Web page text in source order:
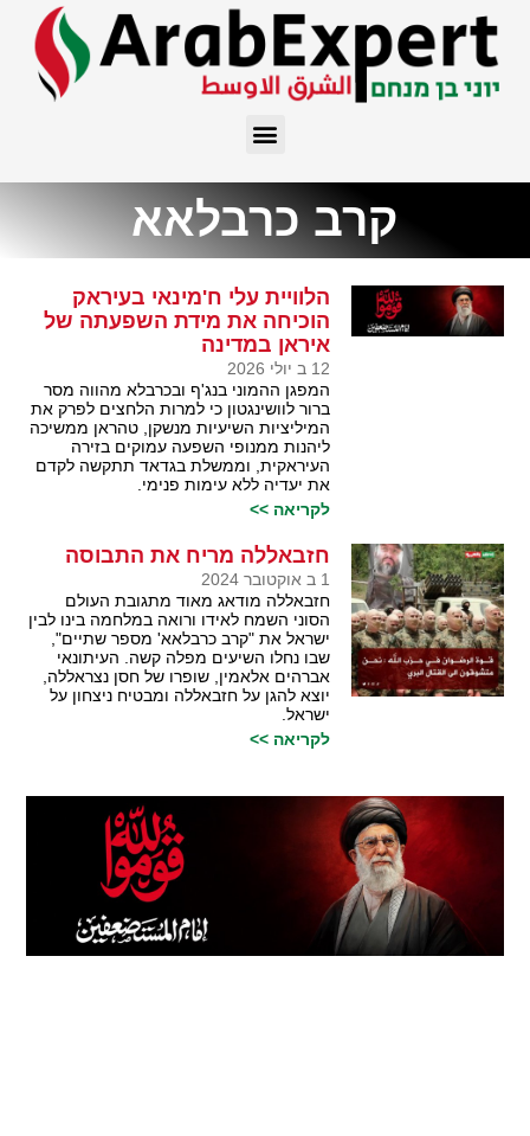
קרב כרבלאא
הלוויית עלי ח'מינאי בעיראק
הוכיחה את מידת השפעתה של
איראן במדינה
12 ב יולי 2026
המפגן ההמוני בנג'ף ובכרבלא מהווה מסר
ברור לוושינגטון כי למרות הלחצים לפרק את
המיליציות השיעיות מנשקן, טהראן ממשיכה
ליהנות ממנופי השפעה עמוקים בזירה
העיראקית, וממשלת בגדאד תתקשה לקדם
את יעדיה ללא עימות פנימי.
לקריאה >>
חזבאללה מריח את התבוסה
1 ב אוקטובר 2024
חזבאללה מודאג מאוד מתגובת העולם
הסוני השמח לאידו ורואה במלחמה בינו לבין
ישראל את "קרב כרבלאא' מספר שתיים",
שבו נחלו השיעים מפלה קשה. העיתונאי
אברהים אלאמין, שופרו של חסן נצראללה,
יוצא להגן על חזבאללה ומבטיח ניצחון על
ישראל.
לקריאה >>